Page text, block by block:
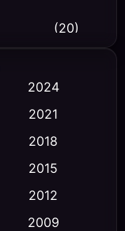
(20)
(23)
(449)
2024
2021
2018
2015
2012
2009